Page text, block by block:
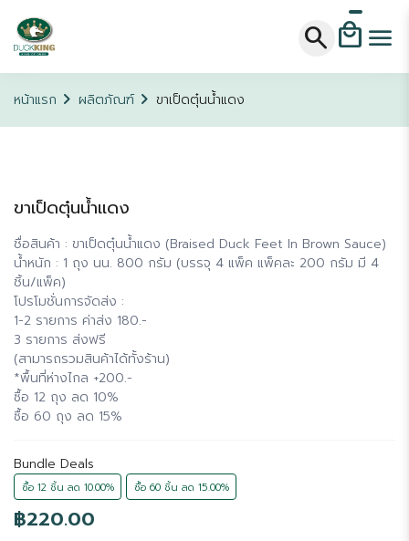
search local_mall menu
หน้าแรก chevron_right ผลิตภัณฑ์chevron_right ขาเป็ดตุ๋นน้ำแดง
ขาเป็ดตุ๋นน้ำแดง
ชื่อสินค้า : ขาเป็ดตุ๋นน้ำแดง (Braised Duck Feet In Brown Sauce)
น้ำหนัก : 1 ถุง นน. 800 กรัม (บรรจุ 4 แพ็ค แพ็คละ 200 กรัม มี 4
ชิ้น/แพ็ค)
โปรโมชั่นการจัดส่ง :
1-2 รายการ ค่าส่ง 180.-
3 รายการ ส่งฟรี
(สามารถรวมสินค้าได้ทั้งร้าน)
*พื้นที่ห่างไกล +200.-
ซื้อ 12 ถุง ลด 10%
ซื้อ 60 ถุง ลด 15%
Bundle Deals
ซื้อ 12 ชิ้น ลด 10.00% ซื้อ 60 ชิ้น ลด 15.00%
฿220.00